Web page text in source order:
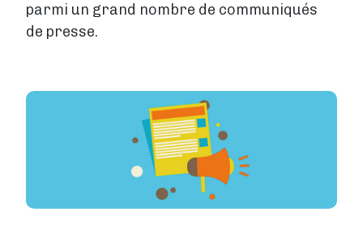
parmi un grand nombre de communiqués
de presse.
Image